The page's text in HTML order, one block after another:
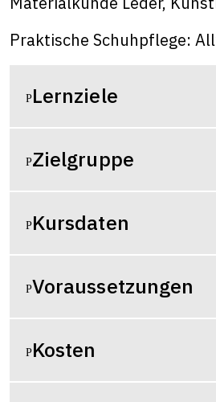
Praktische Schuhpflege:
Lernziele
Zielgruppe
Kursdaten
Voraussetzungen
Kosten